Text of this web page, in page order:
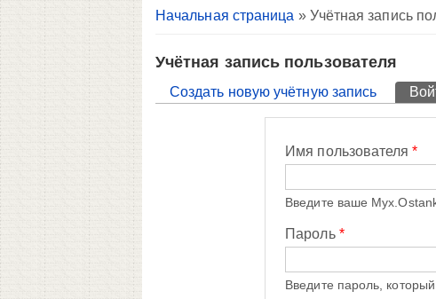
Вы здесь
Начальная страница » Учётная запись
Учётная запись пользователя
Главные вкладки
Создать новую учётную запись
Имя пользователя*
Введите ваше
Пароль *
Введите пароль,